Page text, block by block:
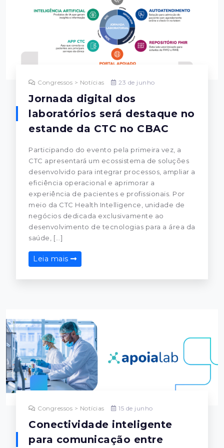
Congressos > Notícias 23 de junho
Jornada digital dos
laboratórios será destaque no
estande da CTC no CBAC
Participando do evento pela primeira vez, a
CTC apresentará um ecossistema de soluções
desenvolvido para integrar processos, ampliar a
eficiência operacional e aprimorar a
experiência de pacientes e profissionais. Por
meio da CTC Health Intelligence, unidade de
negócios dedicada exclusivamente ao
desenvolvimento de tecnologias para a área da
saúde, […]
Leia mais
Congressos > Notícias 15 de junho
Conectividade inteligente
para comunicação entre